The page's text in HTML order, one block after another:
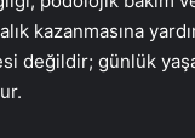
kazanmasına
değildir; günlük